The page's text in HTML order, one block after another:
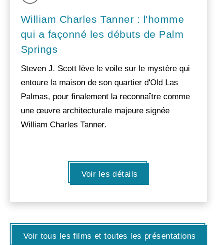
William Charles Tanner : l'homme
qui a façonné les débuts de Palm
Springs
Steven J. Scott lève le voile sur le mystère qui
entoure la maison de son quartier d'Old Las
Palmas, pour finalement la reconnaître comme
une œuvre architecturale majeure signée
William Charles Tanner.
Voir les détails
Voir tous les films et toutes les présentations